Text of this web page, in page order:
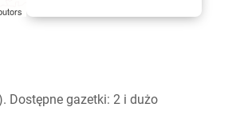
Dostępne gazetki: 2 i dużo